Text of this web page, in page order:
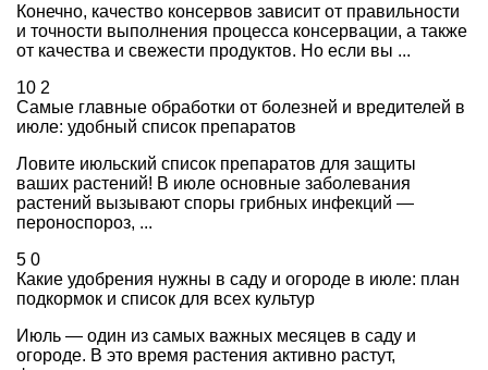
Конечно, качество консервов зависит от правильности
и точности выполнения процесса консервации, а также
от качества и свежести продуктов. Но если вы ...
10 2
Самые главные обработки от болезней и вредителей в
июле: удобный список препаратов
Ловите июльский список препаратов для защиты
ваших растений! В июле основные заболевания
растений вызывают споры грибных инфекций —
пероноспороз, ...
5 0
Какие удобрения нужны в саду и огороде в июле: план
подкормок и список для всех культур
Июль — один из самых важных месяцев в саду и
огороде. В это время растения активно растут,